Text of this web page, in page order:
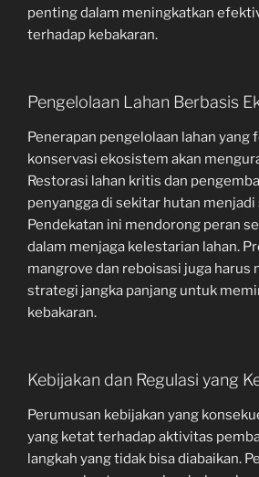
penting dalam meningkatkan
terhadap kebakaran.
Pengelolaan Lahan Berbasis
Penerapan pengelolaan lahan yang
konservasi ekosistem akan
Restorasi lahan kritis dan
penyangga di sekitar hutan menjadi
Pendekatan ini mendorong peran
dalam menjaga kelestarian lahan.
mangrove dan reboisasi juga harus
strategi jangka panjang untuk
kebakaran.
Kebijakan dan Regulasi yang
Perumusan kebijakan yang
yang ketat terhadap aktivitas
langkah yang tidak bisa diabaikan.